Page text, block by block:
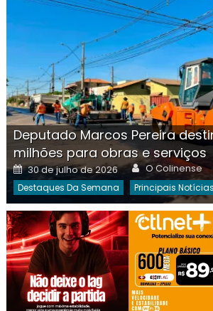
Deputado Marcos Pereira
milhões para obras e serviços
Posted
on
30 de julho de 2026 Author
O Colinense
Destaques Da Semana Principais Notícias